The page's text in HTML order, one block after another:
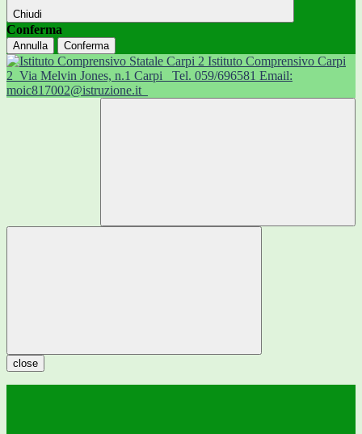
Chiudi
Conferma
Annulla Conferma
Istituto Comprensivo Carpi
2 Via Melvin Jones, n.1 Carpi
Tel. 059/696581 Email:
moic817002@istruzione.it
close